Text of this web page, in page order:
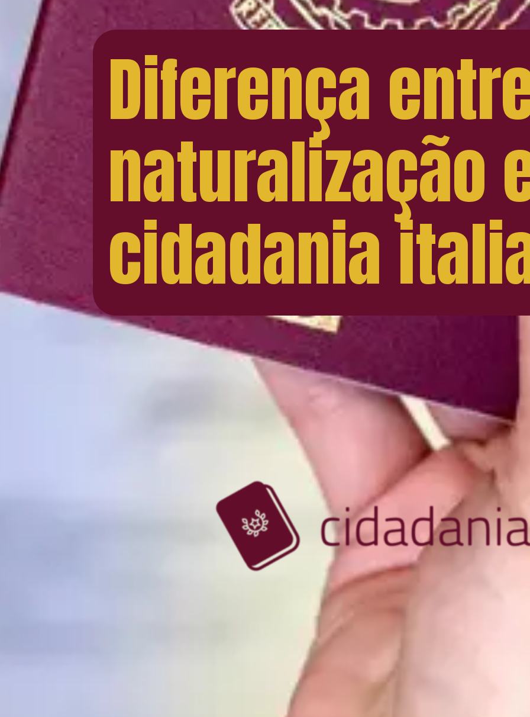
Diferença
naturalização
cidadania